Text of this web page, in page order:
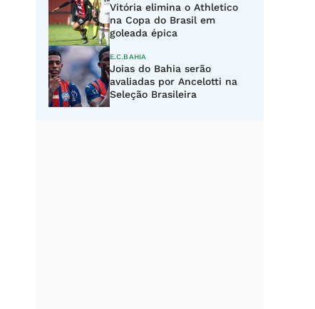
Vitória elimina o Athletico
na Copa do Brasil em
goleada épica
E.C.BAHIA
Joias do Bahia serão
avaliadas por Ancelotti na
Seleção Brasileira